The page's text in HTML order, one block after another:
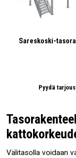
Sareskoski-
Pyydä tarjous
Välitasolla voidaan